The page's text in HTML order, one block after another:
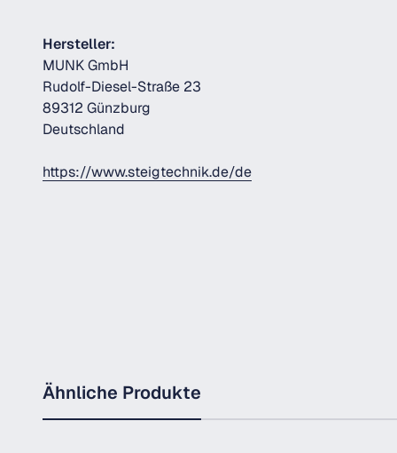
Hersteller:
MUNK GmbH
Rudolf-Diesel-Straße 23
89312 Günzburg
Deutschland
https://www.steigtechnik.de/de
Ähnliche Produkte